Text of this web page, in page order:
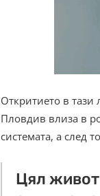
Откритието в тази
Пловдив влиза в
системата, а след
Цял